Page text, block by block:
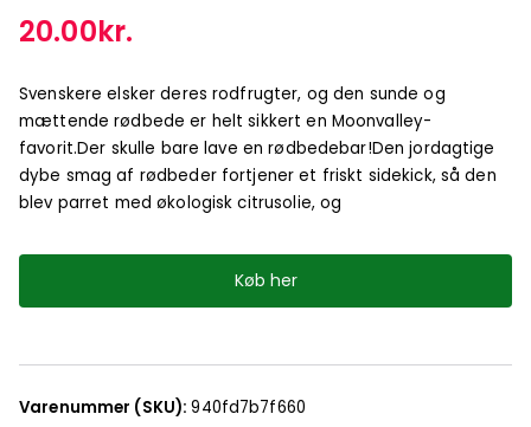
20.00kr.
Svenskere elsker deres rodfrugter, og den sunde og
mættende rødbede er helt sikkert en Moonvalley-
favorit.Der skulle bare lave en rødbedebar!Den jordagtige
dybe smag af rødbeder fortjener et friskt sidekick, så den
blev parret med økologisk citrusolie, og
Køb her
Varenummer (SKU):940fd7b7f660